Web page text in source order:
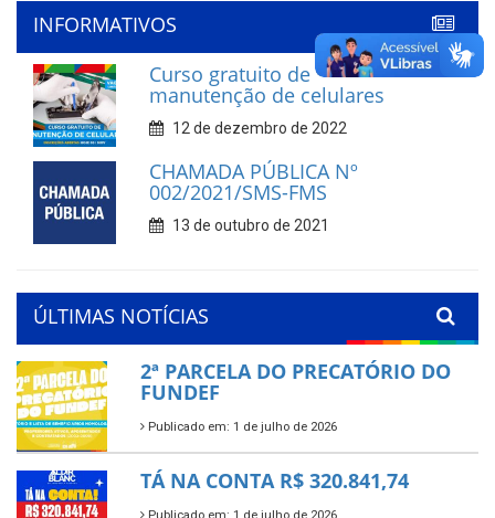
INFORMATIVOS
Curso gratuito de
manutenção de celulares
12 de dezembro de 2022
CHAMADA PÚBLICA Nº
002/2021/SMS-FMS
13 de outubro de 2021
ÚLTIMAS NOTÍCIAS
2ª PARCELA DO PRECATÓRIO DO
FUNDEF
Publicado em: 1 de julho de 2026
TÁ NA CONTA R$ 320.841,74